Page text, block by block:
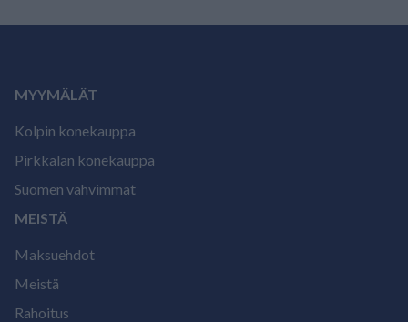
MYYMÄLÄT
Kolpin konekauppa
Pirkkalan konekauppa
Suomen vahvimmat
MEISTÄ
Maksuehdot
Meistä
Rahoitus